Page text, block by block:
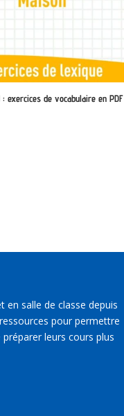
: exercices de vocabulaire en PDF
en salle de classe depuis
pour permettre
leurs cours plus